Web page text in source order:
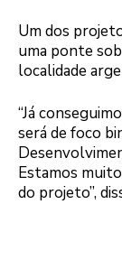
Um dos
uma ponte
localidade
“Já
será de foco
Estamos
do projeto”,